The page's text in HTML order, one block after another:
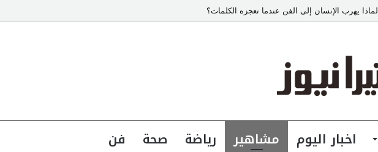
لماذا يهرب الإنسان إلى الفن عندما تعجزه الكلمات؟
اخبار اليوم مشاهير رياضة صحة فن